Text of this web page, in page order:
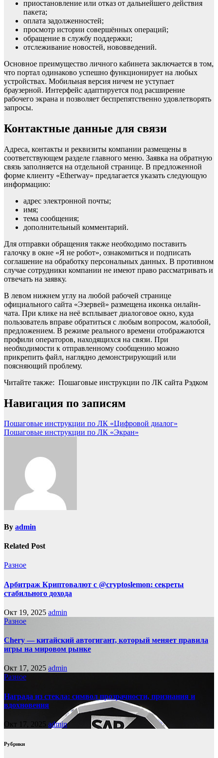
приостановление или отказ от дальнейшего действия
пакета;
оплата задолженностей;
просмотр истории совершённых операций;
обращение в службу поддержки;
отслеживание новостей, нововведений.
Основное преимущество личного кабинета заключается в том,
что портал одинаково успешно функционирует на любых
устройствах. Мобильная версия ничем не уступает
браузерной. Интерфейс адаптируется под расширение
рабочего экрана и позволяет беспрепятственно удовлетворять
запросы.
Контактные данные для связи
Адреса, контакты и реквизиты компании размещены в
соответствующем разделе главного меню. Заявка на обратную
связь заполняется на отдельной странице. В предложенной
форме клиенту «Etherway» предлагается указать следующую
информацию:
адрес электронной почты;
имя;
тема сообщения;
дополнительный комментарий.
Для отправки обращения также необходимо поставить
галочку в окне «Я не робот», ознакомиться и подписать
соглашение на обработку персональных данных. В противном
случае сотрудники компании не имеют право рассматривать и
отвечать на заявку.
В левом нижнем углу на любой рабочей странице
официального сайта «Эзервей» размещена иконка онлайн-
чата. При клике на неё всплывает диалоговое окно, куда
пользователь вправе обратиться с любым вопросом, жалобой,
предложением. В режиме реального времени отображаются
профили операторов, находящихся на связи. При
необходимости к отправленному сообщению можно
прикрепить файл, наглядно демонстрирующий или
поясняющий проблему.
Читайте также: Пошаговые инструкции по ЛК сайта Рэдком
Навигация по записям
Пошаговые инструкции по ЛК «Цифровой диалог»
Пошаговые инструкции по ЛК «Экран»
By admin
Related Post
Разное
Арбитраж Криптовалют с @cryptoslemon: секреты
стабильного дохода
Окт 19, 2025 admin
Разное
Chery — китайский автогигант, который меняет правила
игры на мировом рынке
Окт 17, 2025 admin
Разное
Награда из стекла: символ прозрачности, признания и
вдохновения
Окт 17, 2025 admin
Рубрики